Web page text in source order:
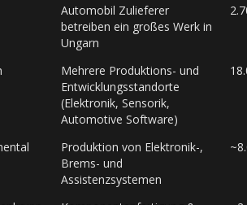
Automobil Zulieferer
betreiben ein großes Werk in
Ungarn
Mehrere Produktions- und
Entwicklungsstandorte
(Elektronik, Sensorik,
Automotive Software)
Produktion von Elektronik-,
Brems- und
Assistenzsystemen